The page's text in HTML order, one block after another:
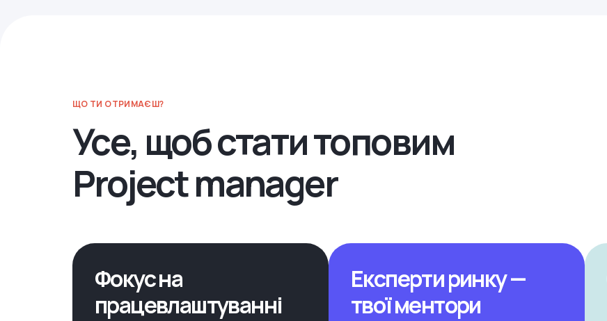
ЩО ТИ ОТРИМАЄШ?
Усе, щоб стати топовим
Project manager
Фокус на
працевлаштуванні
Експерти ринку —
твої ментори